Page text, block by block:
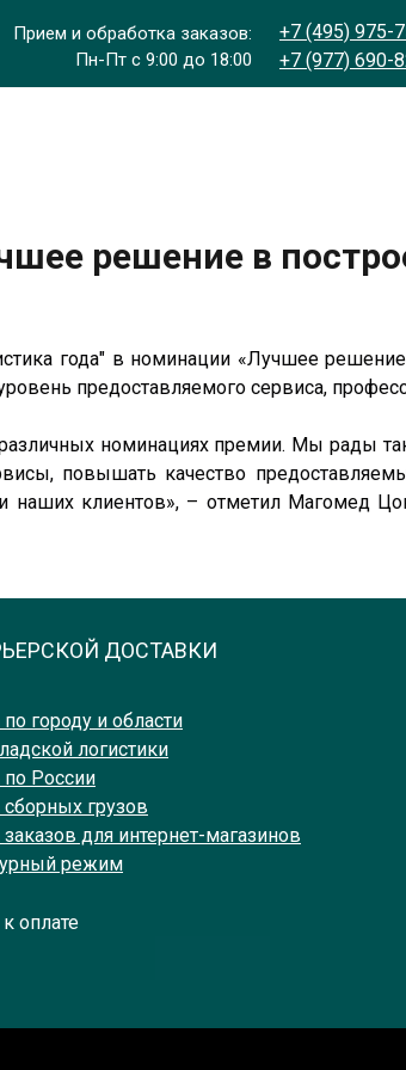
Прием и обработка заказов:
Пн-Пт с 9:00 до 18:00
+7 (495) 975-
+7 (977) 690-
решение в
года" в номинации «Лучшее
предоставляемого сервиса,
номинациях премии. Мы рады
повышать качество
наших клиентов», – отметил Магомед
ДОСТАВКИ
городу и области
логистики
России
грузов
для интернет-магазинов
режим
оплате